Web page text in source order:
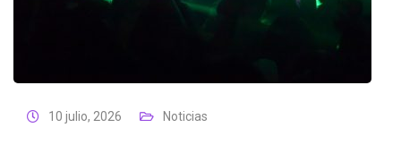
10 julio, 2026 Noticias